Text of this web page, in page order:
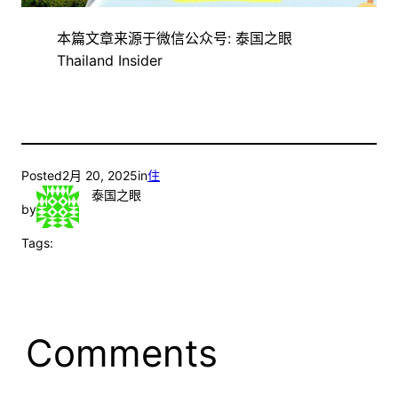
本篇文章来源于微信公众号: 泰国之眼
Thailand Insider
Posted2月 20, 2025in住
by
泰国之眼
Tags:
Comments